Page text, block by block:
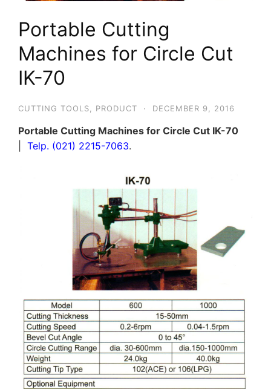
Portable Cutting
Machines for Circle Cut
IK-70
CUTTING TOOLS PRODUCT · DECEMBER 9, 2016
Portable Cutting Machines for Circle Cut IK-70
Telp. (021) 2215-7063.